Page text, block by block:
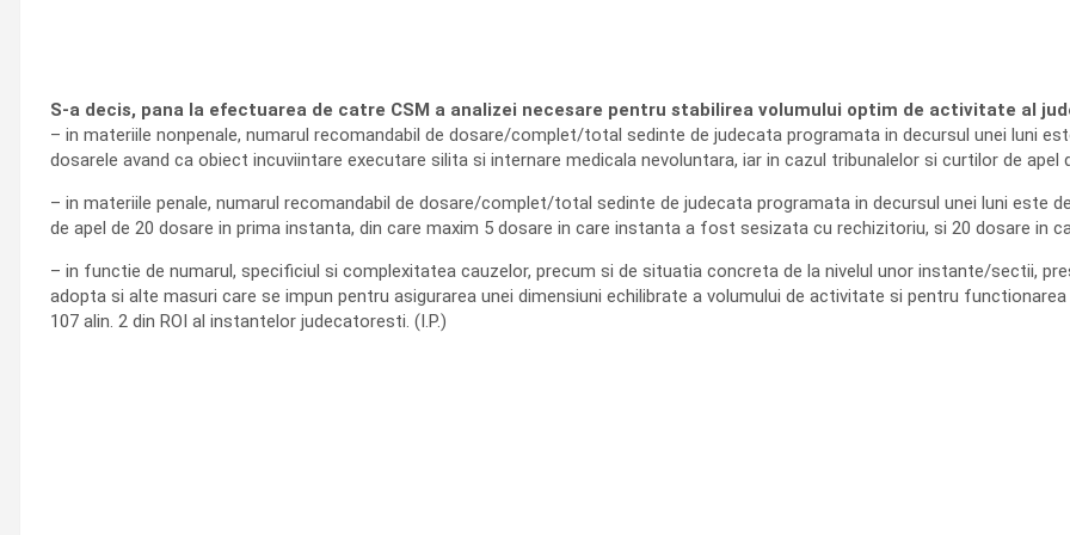
S-a decis, pana la efectuarea de catre CSM a analizei necesare pentru stabilirea volumului optim de activitate al
– in materiile nonpenale, numarul recomandabil de dosare/complet/total sedinte de judecata programata in decursul unei luni
dosarele avand ca obiect incuviintare executare silita si internare medicala nevoluntara, iar in cazul tribunalelor si curtilor de
– in materiile penale, numarul recomandabil de dosare/complet/total sedinte de judecata programata in decursul unei luni este
de apel de 20 dosare in prima instanta, din care maxim 5 dosare in care instanta a fost sesizata cu rechizitoriu, si 20 dosare in
– in functie de numarul, specificiul si complexitatea cauzelor, precum si de situatia concreta de la nivelul unor instante/sectii,
adopta si alte masuri care se impun pentru asigurarea unei dimensiuni echilibrate a volumului de activitate si pentru
107 alin. 2 din ROI al instantelor judecatoresti. (I.P.)